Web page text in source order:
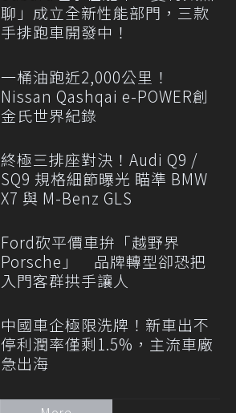
聊」成立全新性能部門，三款
手排跑車開發中！
一桶油跑近2,000公里！
Nissan Qashqai e-POWER創
金氏世界紀錄
終極三排座對決！Audi Q9 /
SQ9 規格細節曝光 瞄準 BMW
X7 與 M-Benz GLS
Ford砍平價車拚「越野界
Porsche」 品牌轉型卻恐把
入門客群拱手讓人
中國車企極限洗牌！新車出不
停利潤率僅剩1.5%，主流車廠
急出海